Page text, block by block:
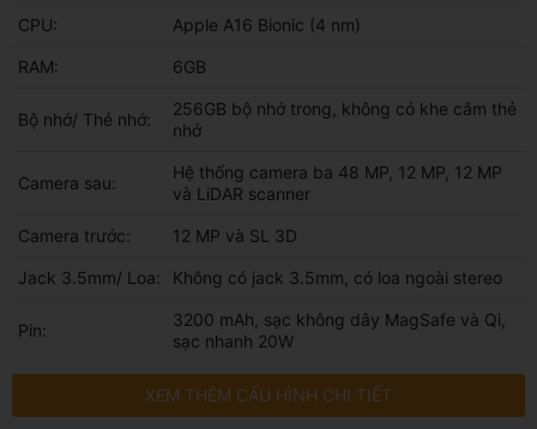
CPU: Apple A16 Bionic (4 nm)
RAM: 6GB
Bộ nhớ/ Thẻ nhớ:
256GB bộ nhớ trong, không có khe cắm thẻ
nhớ
Camera sau:
Hệ thống camera ba 48 MP, 12 MP, 12 MP
và LiDAR scanner
Camera trước: 12 MP và SL 3D
Jack 3.5mm/ Loa: Không có jack 3.5mm, có loa ngoài stereo
Pin:
3200 mAh, sạc không dây MagSafe và Qi,
sạc nhanh 20W
XEM THÊM CẤU HÌNH CHI TIẾT